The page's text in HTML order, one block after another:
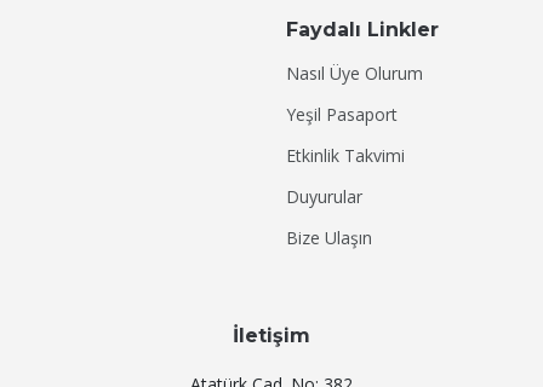
Faydalı Linkler
Nasıl Üye Olurum
Yeşil Pasaport
Etkinlik Takvimi
Duyurular
Bize Ulaşın
İletişim